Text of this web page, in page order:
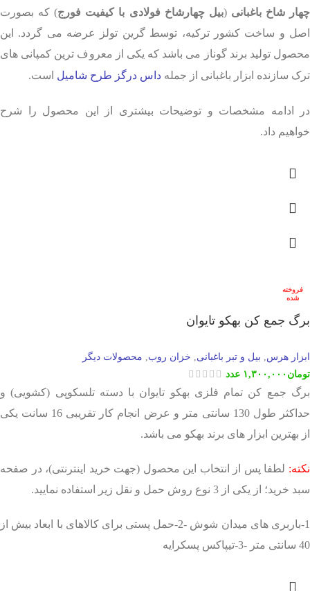
چهار شاخ باغبانی (بیل چهارشاخ فولادی با کیفیت فورج) که بصورت
اصل و ساخت کشور ترکیه، توسط گرین تولز عرضه می گردد. این
محصول تولید برند گوناز می باشد که یکی از معروف ترین کمپانی های
ترک سازنده ابزار باغبانی از جمله داس درگز طرح شامیل است.
در ادامه مشخصات و توضیحات بیشتری از این محصول را شرح
خواهیم داد.
فروخته
شده
برگ جمع کن بهکو تایوان
ابزار هرس, بیل و تبر باغبانی, خزان روب, محصولات دیگر
تومان ۱,۳۰۰,۰۰۰ عدد
برگ جمع کن تمام فلزی بهکو تایوان با دسته تلسکوپی (کشویی) و
حداکثر طول 130 سانتی متر و عرض انجام کار تقریبی 16 سانت یکی
از بهترین ابزار های برند بهکو می باشد.
نکته: لطفا پس از انتخاب این محصول (جهت خرید اینترنتی)، در صفحه
سبد خرید؛ از یکی از 3 نوع روش حمل و نقل زیر استفاده نمایید.
1-باربری های میدان شوش -2-حمل پستی برای کالاهای با ابعاد بیش از
40 سانتی متر -3-تیپاکس پسکرایه